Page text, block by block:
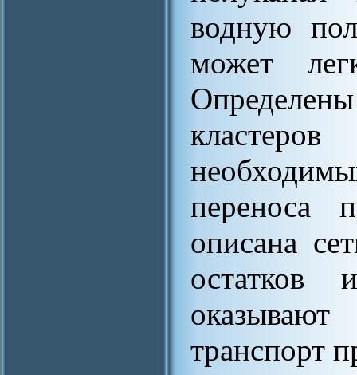
водную
может
переноса
описана
остатков
транспорт